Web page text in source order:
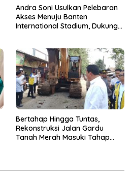
Andra Soni Usulkan Pelebaran
Akses Menuju Banten
International Stadium, Dukung
Bertahap Hingga Tuntas,
Rekonstruksi Jalan Gardu
Tanah Merah Masuki Tahap